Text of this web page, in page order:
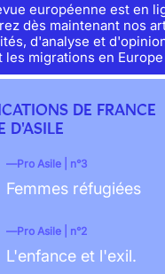
européenne est en
dès maintenant nos
d'analyse et
les migrations en Europe
DE FRANCE
D'ASILE
Pro Asile | n°3
Femmes réfugiées
Pro Asile | n°2
L'enfance et l'exil.